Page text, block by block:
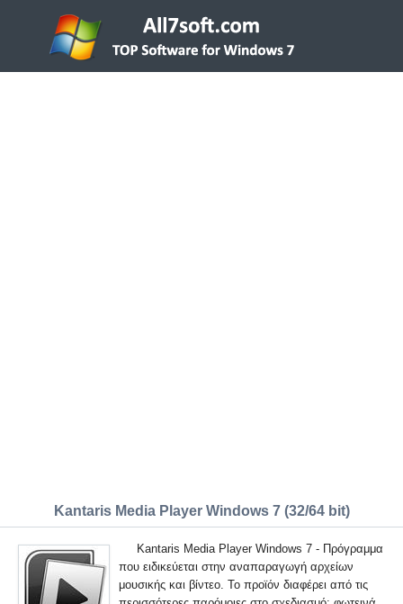
Kantaris Media Player Windows 7 (32/64 bit)
Kantaris Media Player Windows 7 - Πρόγραμμα
που ειδικεύεται στην αναπαραγωγή αρχείων
μουσικής και βίντεο. Το προϊόν διαφέρει από τις